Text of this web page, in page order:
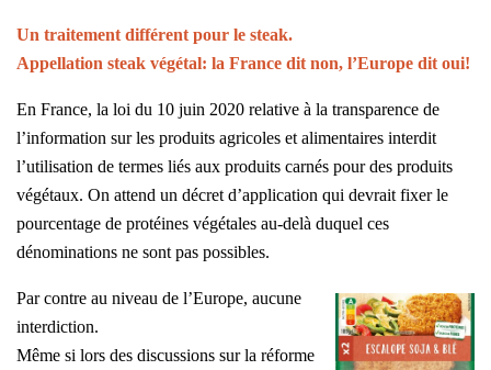
Un traitement différent pour le steak.
Appellation steak végétal: la France dit non, l’Europe dit oui!
En France, la loi du 10 juin 2020 relative à la transparence de
l’information sur les produits agricoles et alimentaires interdit
l’utilisation de termes liés aux produits carnés pour des produits
végétaux. On attend un décret d’application qui devrait fixer le
pourcentage de protéines végétales au-delà duquel ces
dénominations ne sont pas possibles.
Par contre au niveau de l’Europe, aucune
interdiction.
Même si lors des discussions sur la réforme